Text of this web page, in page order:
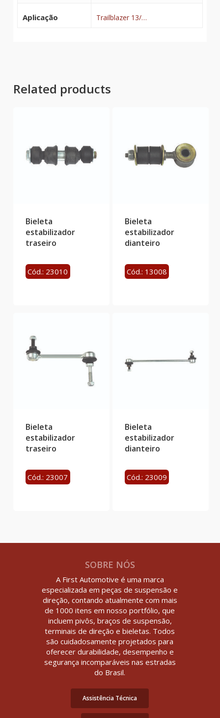
Aplicação Trailblazer 13/…
Related products
Bieleta
estabilizador
traseiro
Cód.: 23010
Bieleta
estabilizador
dianteiro
Cód.: 13008
Bieleta
estabilizador
traseiro
Cód.: 23007
Bieleta
estabilizador
dianteiro
Cód.: 23009
SOBRE NÓS
A First Automotive é uma marca
especializada em peças de suspensão e
direção, contando atualmente com mais
de 1000 itens em nosso portfólio, que
incluem pivôs, braços de suspensão,
terminais de direção e bieletas. Todos
são cuidadosamente projetados para
oferecer durabilidade, desempenho e
segurança incomparáveis nas estradas
do Brasil.
Assistência Técnica